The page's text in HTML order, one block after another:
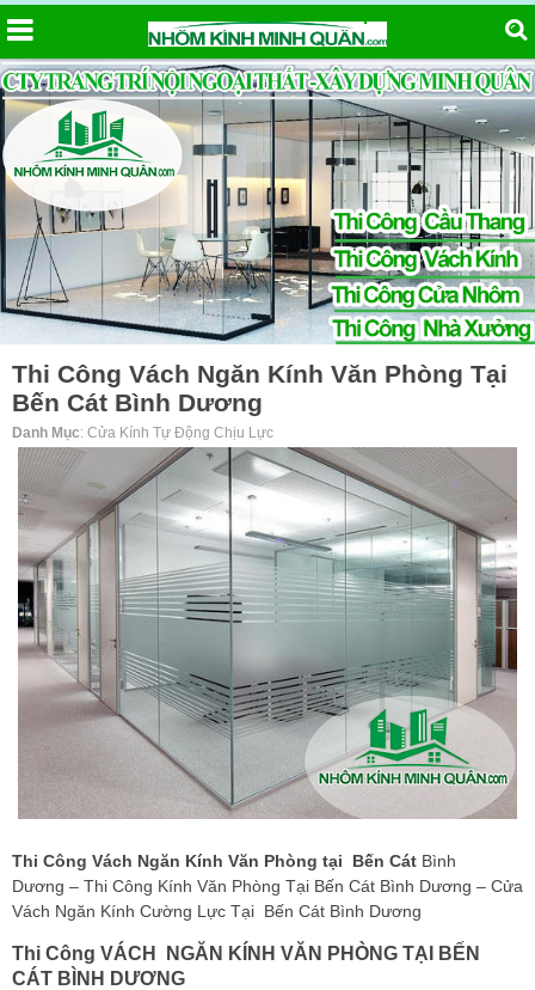
Thi Công Vách Ngăn Kính Văn Phòng Tại
Bến Cát Bình Dương
Danh Mục: Cửa Kính Tự Động Chịu Lực
Thi Công Vách Ngăn Kính Văn Phòng tại Bến Cát Bình
Dương – Thi Công Kính Văn Phòng Tại Bến Cát Bình Dương – Cửa
Vách Ngăn Kính Cường Lực Tại Bến Cát Bình Dương
Thi Công VÁCH NGĂN KÍNH VĂN PHÒNG TẠI BẾN
CÁT BÌNH DƯƠNG